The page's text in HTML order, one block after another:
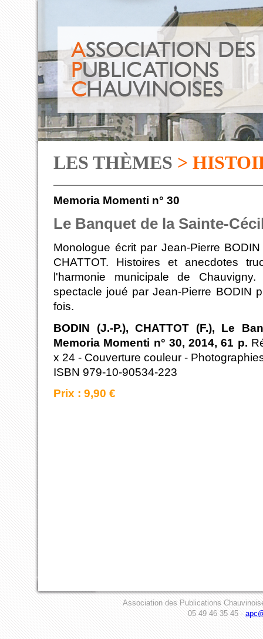
LES THÈMES >
Memoria Momenti n° 30
Le Banquet de la Sainte-
Monologue écrit par Jean-Pierre
CHATTOT. Histoires et anecdotes
l'harmonie municipale de
spectacle joué par Jean-Pierre BODIN
fois.
BODIN (J.-P.), CHATTOT (F.), Le
Memoria Momenti n° 30, 2014, 61 p.
x 24 - Couverture couleur -
ISBN 979-10-90534-223
Prix : 9,90 €
Association des Publications
05 49 46 35 45 -